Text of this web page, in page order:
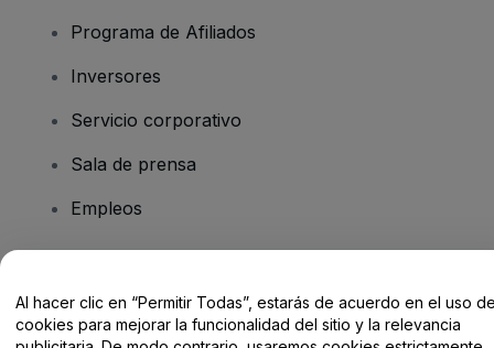
Programa de Afiliados
Inversores
Servicio corporativo
Sala de prensa
Empleos
Centro de Ayuda / Contacto
Al hacer clic en “Permitir Todas”, estarás de acuerdo en el uso
cookies para mejorar la funcionalidad del sitio y la relevancia